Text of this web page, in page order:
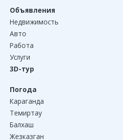
Объявления
Недвижимость
Авто
Работа
Услуги
3D-тур
Погода
Караганда
Темиртау
Балхаш
Жезказган